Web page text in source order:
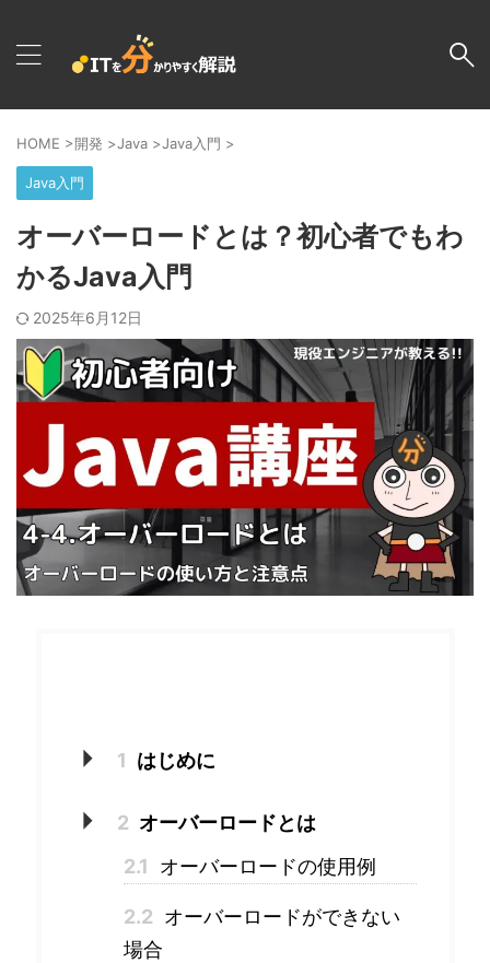
HOME >開発 >Java >Java入門 >
Java入門
オーバーロードとは？初心者でもわ
かるJava入門
2025年6月12日
1 はじめに
2 オーバーロードとは
2.1
オーバーロードの使用例
2.2 オーバーロードができない
場合